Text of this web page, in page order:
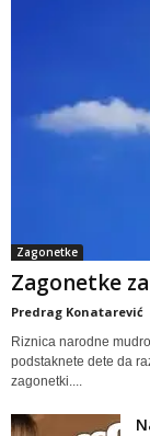
Zagonetke
Zagonetke
Predrag Konatarević
Riznica narodne
podstaknete dete da
zagonetki....